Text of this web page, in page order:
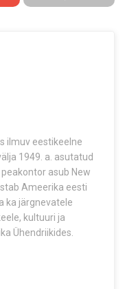
ilmuv eestikeelne
1949. a. asutatud
asub New
Ameerika eesti
ka järgnevatele
kultuuri ja
Ühendriikides.